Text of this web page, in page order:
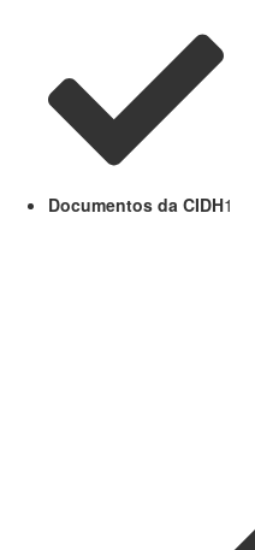
Documentos da CIDH1